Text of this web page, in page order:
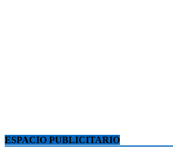
ESPACIO PUBLICITARIO